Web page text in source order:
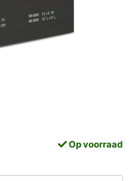
Op voorraad